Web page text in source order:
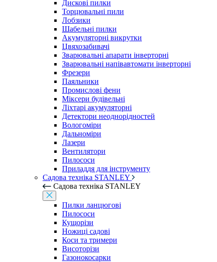
Дискові пилки
Торцювальні пили
Лобзики
Шабельні пилки
Акумуляторні викрутки
Цвяхозабивачі
Зварювальні апарати інверторні
Зварювальні напівавтомати інверторні
Фрезери
Паяльники
Промислові фени
Міксери будівельні
Ліхтарі акумуляторні
Детектори неоднорідностей
Вологоміри
Дальноміри
Лазери
Вентилятори
Пилососи
Приладдя для інструменту
Садова техніка STANLEY
Садова техніка STANLEY
Пилки ланцюгові
Пилососи
Кущорізи
Ножиці садові
Коси та тримери
Висоторізи
Газонокосарки